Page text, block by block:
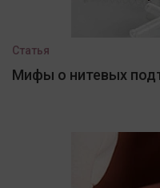
Статья
Мифы о нитевых